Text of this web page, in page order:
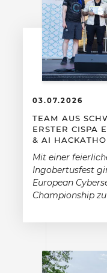
03.07.2026
TEAM AUS
ERSTER CISPA
& AI
Mit einer
Ingobertusfest
European
Championship zu